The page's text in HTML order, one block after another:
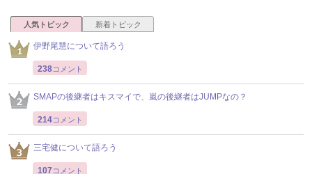
人気トピック 新着トピック
伊野尾慧について語ろう
238コメント
SMAPの後継者はキスマイで、嵐の後継者はJUMPなの？
214コメント
三宅健について語ろう
107 コメント